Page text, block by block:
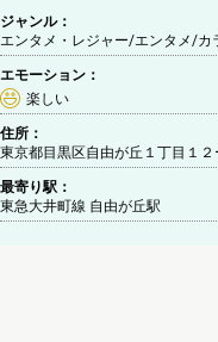
ジャンル：
エンタメ・レジャー/エンタメ/カ
エモーション：
楽しい
住所：
東京都目黒区自由が丘１丁目１
最寄り駅：
東急大井町線 自由が丘駅